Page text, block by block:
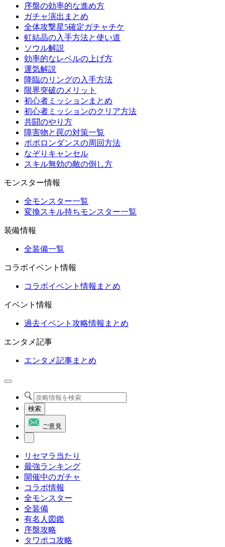
序盤の効率的な進め方
ガチャ演出まとめ
全体攻撃星5確定ガチャチケ
虹結晶の入手方法と使い道
ソウル解説
効率的なレベルの上げ方
運気解説
降臨のリングの入手方法
限界突破のメリット
初心者ミッションまとめ
初心者ミッションのクリア方法
共闘のやり方
障害物と罠の対策一覧
ポポロンダンスの周回方法
なぞりキャンセル
スキル無効の敵の倒し方
モンスター情報
全モンスター一覧
変換スキル持ちモンスター一覧
装備情報
全装備一覧
コラボイベント情報
コラボイベント情報まとめ
イベント情報
過去イベント攻略情報まとめ
エンタメ記事
エンタメ記事まとめ
検索
ご意見
リセマラ当たり
最強ランキング
開催中のガチャ
コラボ情報
全モンスター
全装備
有名人図鑑
序盤攻略
タワポコ攻略